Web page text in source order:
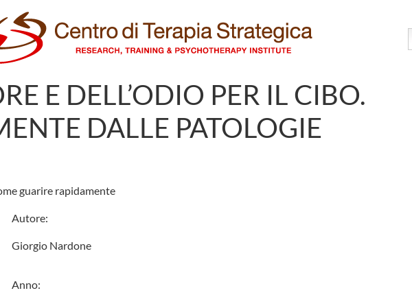
E DELL’ODIO PER IL CIBO.
DALLE PATOLOGIE
guarire rapidamente
Autore:
Giorgio Nardone
Anno: